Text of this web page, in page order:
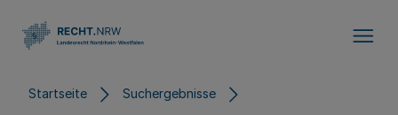
Startseite Suchergebnisse